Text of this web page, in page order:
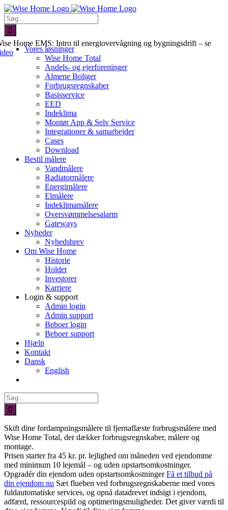
Skip
to
content
Søg
efter:
Vores løsninger
Wise Home Total
Andels- og ejerforeninger
Almene Boliger
Forbrugsregnskaber
Basisservice
EED
Indeklima
Montør App & Selv Service
Integrationer & samarbejder
Cases
Download
Bestil målere
Vandmålere
Radiatormålere
Energimålere
Elmålere
Indeklimamålere
Oversvømmelsesalarm
Gateways
Nyheder
Nyhedsbrev
Om Wise Home
Historie
Holdet
Investorer
Karriere
Login & support
Admin login
Admin support
Beboer login
Beboer support
Hjælp
Kontakt
Dansk
English
Søg
efter:
Skift dine fordampningsmålere til fjernaflæste forbrugsmålere med
Wise Home Total, der dækker forbrugsregnskaber, målere og
montage.
Prisen starter fra 45 kr. pr. lejlighed om måneden ved ejendomme
med minimum 10 lejemål – og uden opstartsomkostninger.
Opgradér din ejendom uden opstartsomkostninger Få et tilbud på
din ejendom nu Sæt flueben ved forbrugsregnskaberne med vores
fuldautomatiske services, og opnå datadrevet indsigt i ejendom,
adfærd, ressourcespild og optimeringsmuligheder. Det giver værdi til
Home EMS: Intro til energiovervågning og bygningsdrift – se